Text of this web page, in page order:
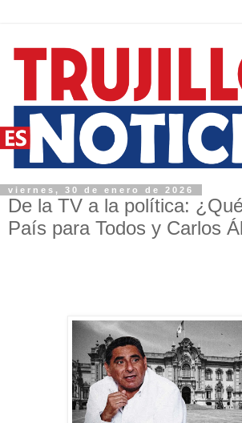
viernes, 30 de enero de 2026
De la TV a la política:
País para Todos y Carlos